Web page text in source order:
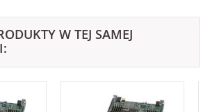
W TEJ SAMEJ